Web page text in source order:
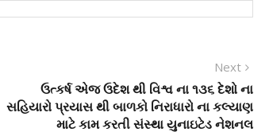
Next
post:
ઉત્કર્ષ એજ ઉદેશ થી વિશ્વ ના ૧૩૬ દેશો ના
સહિયારો પ્રયાસ થી બાળકો નિરાધારો ના કલ્યાણ
માટે કામ કરતી સંસ્થા યુનાઇટેડ નેશનલ